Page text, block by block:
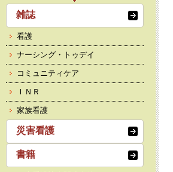
雑誌
看護
ナーシング・トゥデイ
コミュニティケア
ＩＮＲ
家族看護
災害看護
書籍